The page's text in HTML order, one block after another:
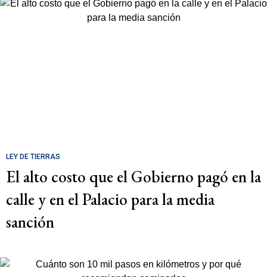
LEY DE TIERRAS
El alto costo que el Gobierno pagó en la
calle y en el Palacio para la media
sanción